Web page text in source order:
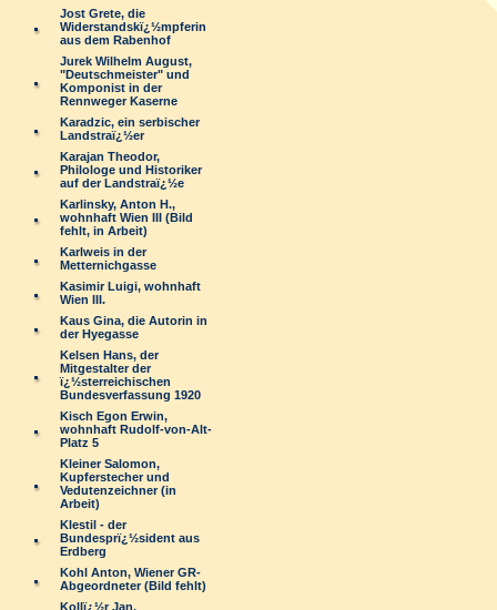
Jost Grete, die
Widerstandskï¿½mpferin
aus dem Rabenhof
Jurek Wilhelm August,
"Deutschmeister" und
Komponist in der
Rennweger Kaserne
Karadzic, ein serbischer
Landstraï¿½er
Karajan Theodor,
Philologe und Historiker
auf der Landstraï¿½e
Karlinsky, Anton H.,
wohnhaft Wien III (Bild
fehlt, in Arbeit)
Karlweis in der
Metternichgasse
Kasimir Luigi, wohnhaft
Wien III.
Kaus Gina, die Autorin in
der Hyegasse
Kelsen Hans, der
Mitgestalter der
ï¿½sterreichischen
Bundesverfassung 1920
Kisch Egon Erwin,
wohnhaft Rudolf-von-Alt-
Platz 5
Kleiner Salomon,
Kupferstecher und
Vedutenzeichner (in
Arbeit)
Klestil - der
Bundesprï¿½sident aus
Erdberg
Kohl Anton, Wiener GR-
Abgeordneter (Bild fehlt)
Kollï¿½r Jan,